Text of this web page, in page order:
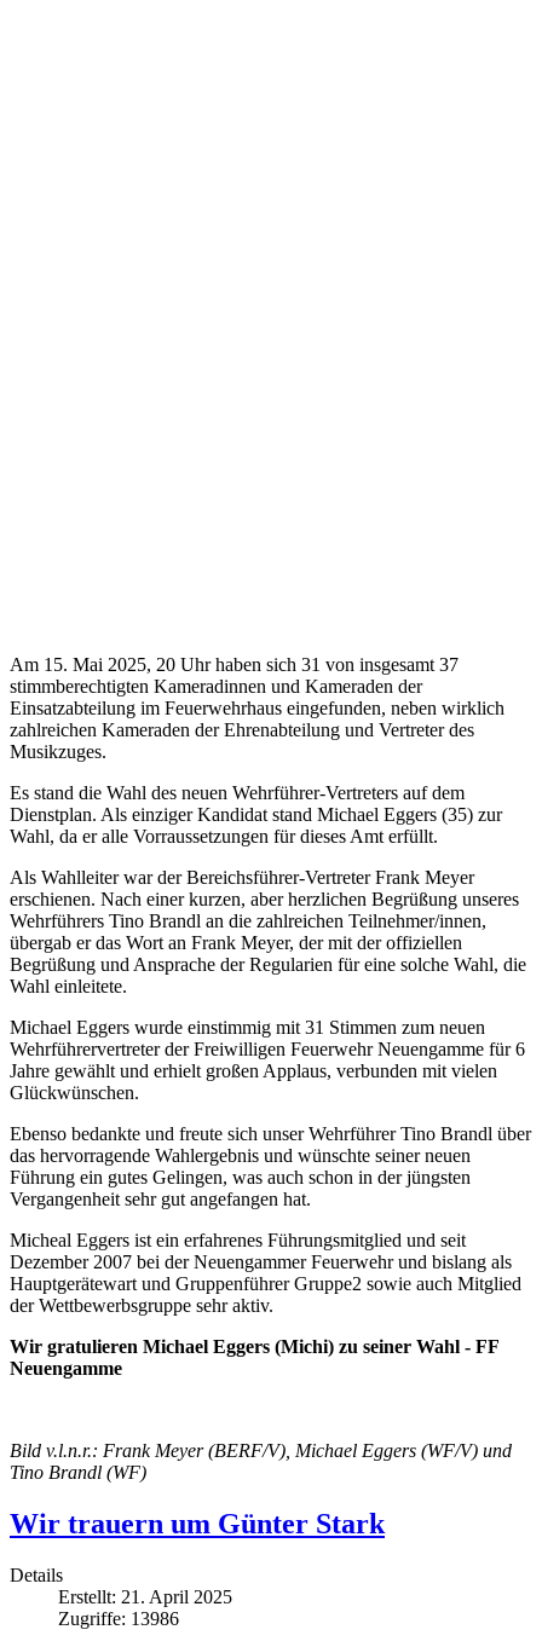
Am 15. Mai 2025, 20 Uhr haben sich 31 von insgesamt 37
stimmberechtigten Kameradinnen und Kameraden der
Einsatzabteilung im Feuerwehrhaus eingefunden, neben wirklich
zahlreichen Kameraden der Ehrenabteilung und Vertreter des
Musikzuges.
Es stand die Wahl des neuen Wehrführer-Vertreters auf dem
Dienstplan. Als einziger Kandidat stand Michael Eggers (35) zur
Wahl, da er alle Vorraussetzungen für dieses Amt erfüllt.
Als Wahlleiter war der Bereichsführer-Vertreter Frank Meyer
erschienen. Nach einer kurzen, aber herzlichen Begrüßung unseres
Wehrführers Tino Brandl an die zahlreichen Teilnehmer/innen,
übergab er das Wort an Frank Meyer, der mit der offiziellen
Begrüßung und Ansprache der Regularien für eine solche Wahl, die
Wahl einleitete.
Michael Eggers wurde einstimmig mit 31 Stimmen zum neuen
Wehrführervertreter der Freiwilligen Feuerwehr Neuengamme für 6
Jahre gewählt und erhielt großen Applaus, verbunden mit vielen
Glückwünschen.
Ebenso bedankte und freute sich unser Wehrführer Tino Brandl über
das hervorragende Wahlergebnis und wünschte seiner neuen
Führung ein gutes Gelingen, was auch schon in der jüngsten
Vergangenheit sehr gut angefangen hat.
Micheal Eggers ist ein erfahrenes Führungsmitglied und seit
Dezember 2007 bei der Neuengammer Feuerwehr und bislang als
Hauptgerätewart und Gruppenführer Gruppe2 sowie auch Mitglied
der Wettbewerbsgruppe sehr aktiv.
Wir gratulieren Michael Eggers (Michi) zu seiner Wahl - FF
Neuengamme
Bild v.l.n.r.: Frank Meyer (BERF/V), Michael Eggers (WF/V) und
Tino Brandl (WF)
Wir trauern um Günter Stark
Details
Erstellt: 21. April 2025
Zugriffe: 13986